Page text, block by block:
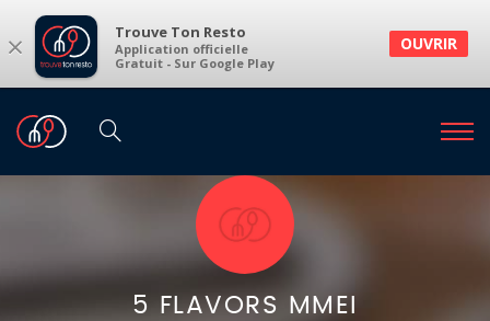
× Trouve Ton Resto
Application officielle
Gratuit - Sur Google Play
OUVRIR
5 FLAVORS MMEI